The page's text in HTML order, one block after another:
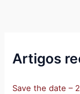
Artigos
Save the date –